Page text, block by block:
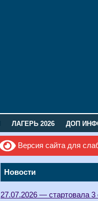
ЛАГЕРЬ 2026 ДОП
Версия сайта для
Новости
27.07.2026 — стартовала